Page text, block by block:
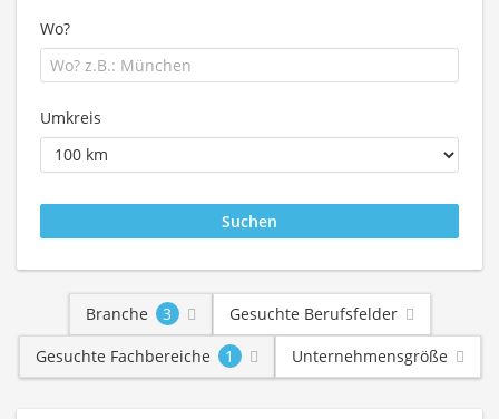
Wo?
Umkreis
Branche 3
Gesuchte Berufsfelder
Gesuchte Fachbereiche
1 Unternehmensgröße